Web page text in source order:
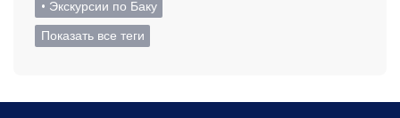
• Экскурсии по Баку
Показать все теги